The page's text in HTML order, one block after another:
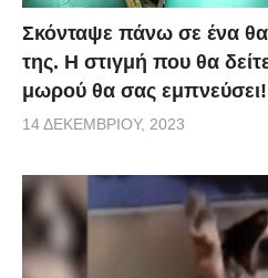
Σκόνταψε πάνω σε ένα
της. Η στιγμή που θα
μωρού θα σας εμπνεύσει!
14 ΔΕΚΕΜΒΡΊΟΥ, 2023